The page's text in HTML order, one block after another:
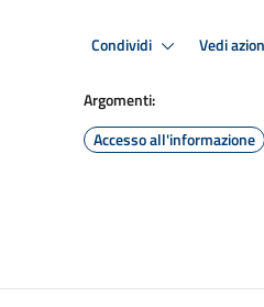
Condividi Vedi
Argomenti:
Accesso all'informazione